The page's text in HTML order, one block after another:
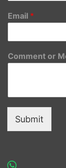
Email *
Comment or
Submit